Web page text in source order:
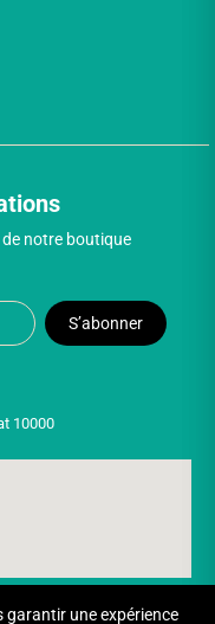
de notre boutique
S’abonner
10000
garantir une expérience